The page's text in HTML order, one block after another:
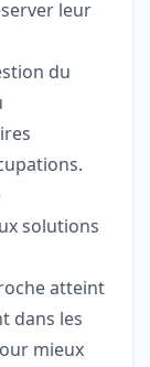
leur
du
solutions
atteint
dans les
mieux